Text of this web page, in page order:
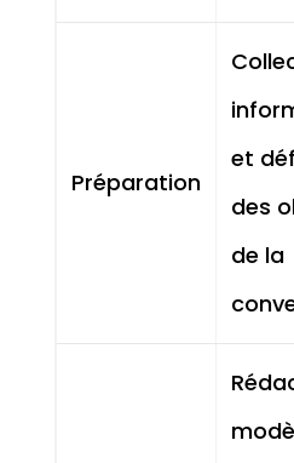
Préparation
et
des
de la